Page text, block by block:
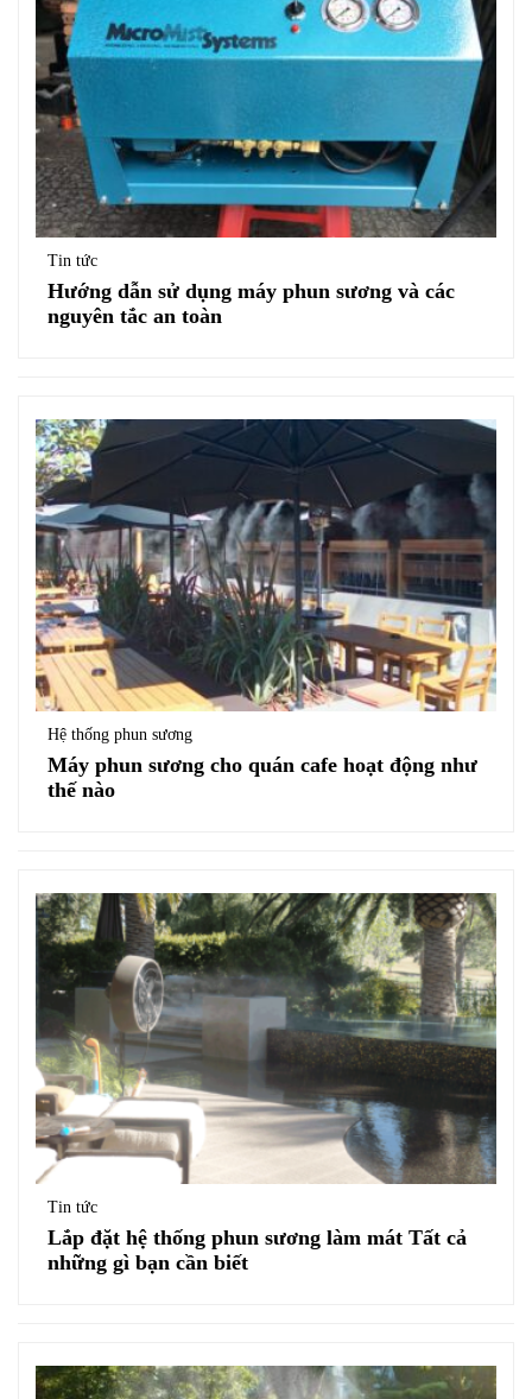
Tin tức
Hướng dẫn sử dụng máy phun sương và các
nguyên tắc an toàn
Hệ thống phun sương
Máy phun sương cho quán cafe hoạt động như
thế nào
Tin tức
Lắp đặt hệ thống phun sương làm mát Tất cả
những gì bạn cần biết